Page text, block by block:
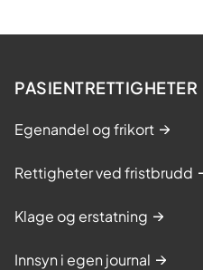
PASIENTRETTIGHETER
Egenandel og frikort
Rettigheter ved fristbrudd
Klage og erstatning
Innsyn i egen journal